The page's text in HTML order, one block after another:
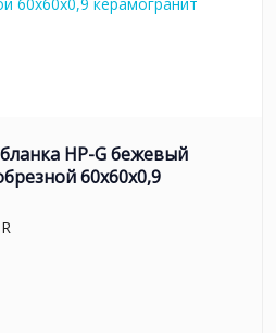
HP-G бежевый
60x60x0,9